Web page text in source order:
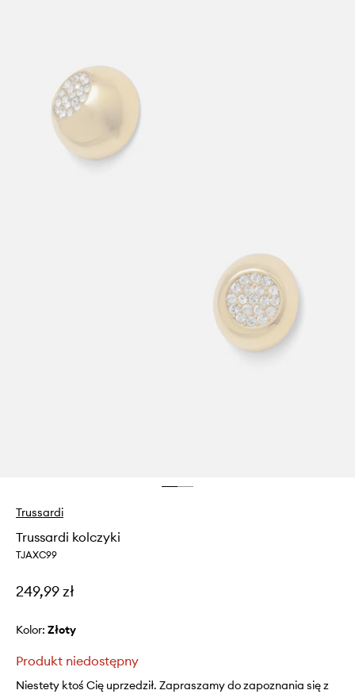
Trussardi
Trussardi kolczyki
TJAXC99
249,99 zł
Kolor: złoty
Produkt niedostępny
Niestety ktoś Cię uprzedził. Zapraszamy do zapoznania się z